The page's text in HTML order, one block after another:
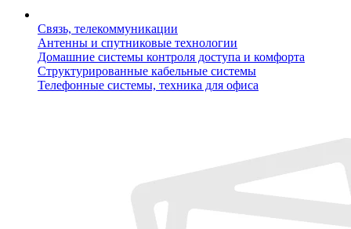
Связь, телекоммуникации
Антенны и спутниковые технологии
Домашние системы контроля доступа и комфорта
Структурированные кабельные системы
Телефонные системы, техника для офиса